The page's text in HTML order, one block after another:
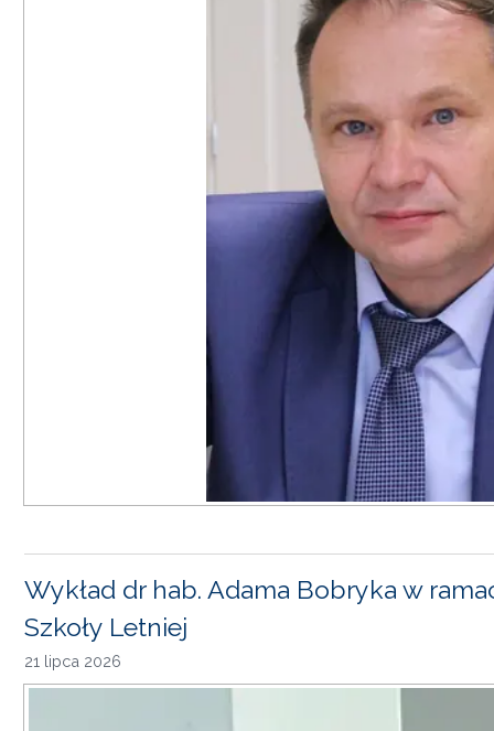
Wykład dr hab. Adama Bobryka w
Szkoły Letniej
21 lipca 2026